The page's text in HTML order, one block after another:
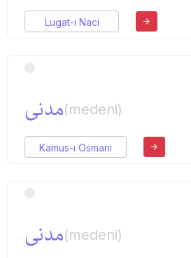
Lugat-ı Naci
مدنی(medeni)
Kamus-ı Osmani
مدنی(medeni)